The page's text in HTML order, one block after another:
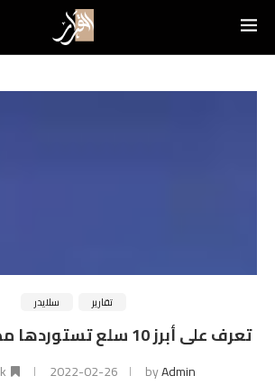
تقارير سلايدر
تعرف على أبرز 10 سلع تستوردها مصر من أوكرانيا
byAdmin
2022-02-26